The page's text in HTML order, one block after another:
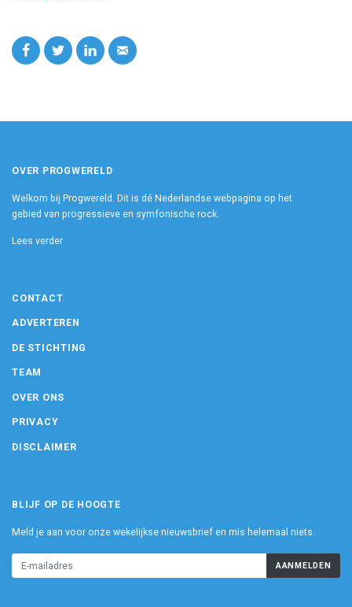
OVER PROGWERELD
Welkom bij Progwereld. Dit is dé Nederlandse webpagina op het
gebied van progressieve en symfonische rock.
Lees verder
CONTACT
ADVERTEREN
DE STICHTING
TEAM
OVER ONS
PRIVACY
DISCLAIMER
BLIJF OP DE HOOGTE
Meld je aan voor onze wekelijkse nieuwsbrief en mis helemaal niets.
AANMELDEN